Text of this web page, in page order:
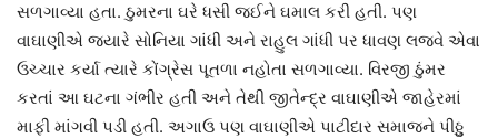
સળગાવ્યા હતા. ઠુમરના ઘરે ધસી જઈને ઘમાલ કરી હતી. પણ
વાઘાણીએ જ્યારે સોનિયા ગાંધી અને રાહુલ ગાંધી પર ધાવણ લજવે એવા
ઉચ્ચાર કર્યા ત્યારે કોંગ્રેસ પૂતળા નહોતા સળગાવ્યા. વિરજી ઠુંમર
કરતાં આ ઘટના ગંભીર હતી અને તેથી જીતેન્દ્ર વાઘાણીએ જાહેરમાં
માફી માંગવી પડી હતી. અગાઉ પણ વાઘાણીએ પાટીદાર સમાજને પીઠ્ઠુ